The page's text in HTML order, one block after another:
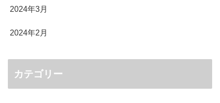
2024年3月
2024年2月
カテゴリー